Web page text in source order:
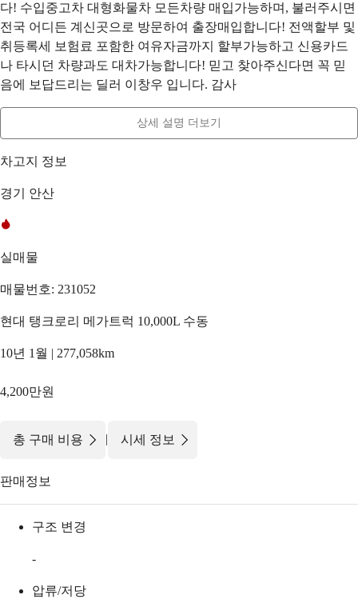
다! 수입중고차 대형화물차 모든차량 매입가능하며, 불러주시면
전국 어디든 계신곳으로 방문하여 출장매입합니다! 전액할부 및
취등록세 보험료 포함한 여유자금까지 할부가능하고 신용카드
나 타시던 차량과도 대차가능합니다! 믿고 찾아주신다면 꼭 믿
음에 보답드리는 딜러 이창우 입니다. 감사
상세 설명 더보기
차고지 정보
경기 안산
실매물
매물번호: 231052
현대 탱크로리 메가트럭 10,000L 수동
10년 1월 | 277,058km
4,200만원
총 구매 비용 | 시세 정보
판매정보
구조 변경
-
압류/저당